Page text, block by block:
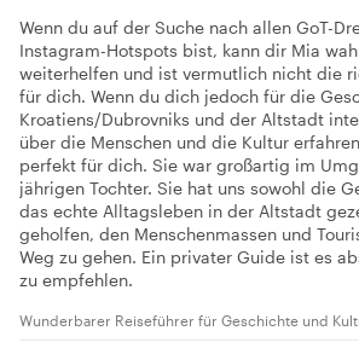
Wenn du auf der Suche nach allen GoT-
Instagram-Hotspots bist, kann dir Mia
weiterhelfen und ist vermutlich nicht die
für dich. Wenn du dich jedoch für die
Kroatiens/Dubrovniks und der Altstadt
über die Menschen und die Kultur
perfekt für dich. Sie war großartig im
jährigen Tochter. Sie hat uns sowohl die
das echte Alltagsleben in der Altstadt
geholfen, den Menschenmassen und
Weg zu gehen. Ein privater Guide ist es
zu empfehlen.
Wunderbarer Reiseführer für Geschichte und